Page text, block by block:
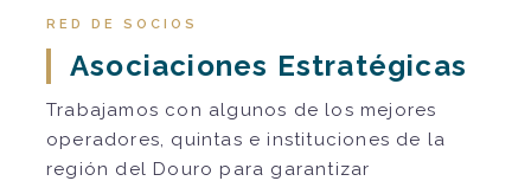
RED DE SOCIOS
Asociaciones Estratégicas
Trabajamos con algunos de los mejores
operadores, quintas e instituciones de la
región del Douro para garantizar